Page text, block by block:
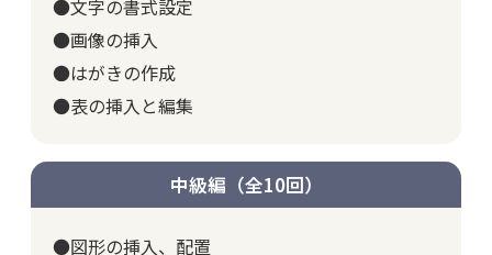
●文字の書式設定
●画像の挿入
●はがきの作成
●表の挿入と編集
中級編（全10回）
●図形の挿入、配置